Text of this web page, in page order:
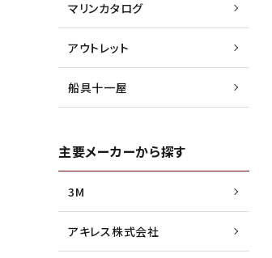
マリンカタログ
アウトレット
船具十一屋
主要メーカーから探す
3M
アキレス株式会社